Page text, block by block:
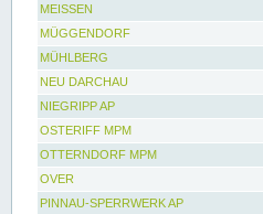
MEISSEN
MÜGGENDORF
MÜHLBERG
NEU DARCHAU
NIEGRIPP AP
OSTERIFF MPM
OTTERNDORF MPM
OVER
PINNAU-SPERRWERK AP